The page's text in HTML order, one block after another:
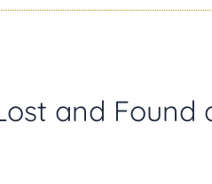
and Found